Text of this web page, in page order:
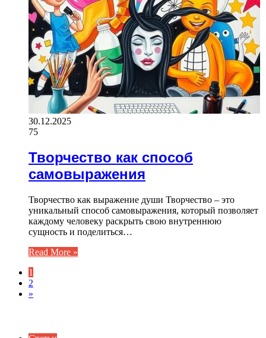
30.12.2025
75
Творчество как способ
самовыражения
Творчество как выражение души Творчество – это
уникальный способ самовыражения, который позволяет
каждому человеку раскрыть свою внутреннюю
сущность и поделиться…
Read More »
1
2
»